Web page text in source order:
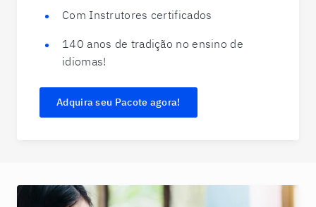
Com Instrutores certificados
140 anos de tradição no ensino de
idiomas!
Adquira seu Pacote agora!